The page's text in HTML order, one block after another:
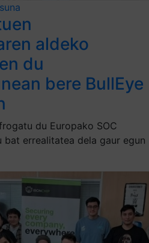
aldeko
du
bere BullEye
du Europako SOC
errealitatea dela gaur egun